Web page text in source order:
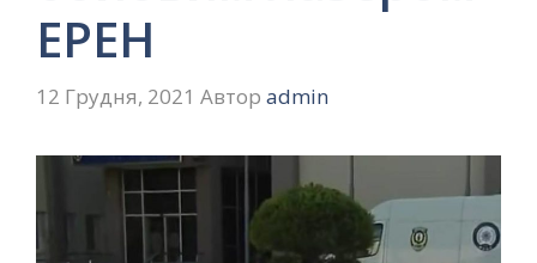
ЕРЕН
12 Грудня, 2021 Автор admin